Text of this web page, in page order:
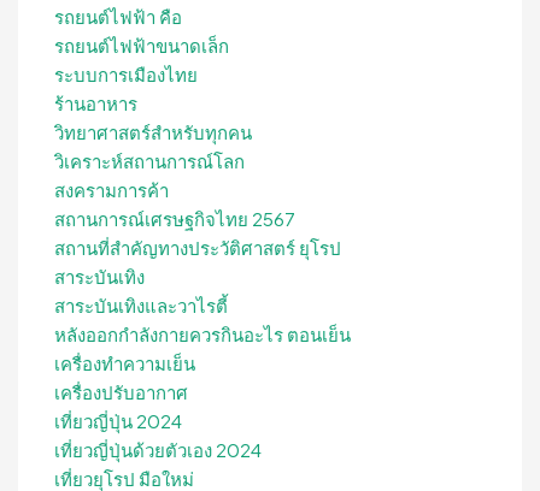
รถยนต์ไฟฟ้า คือ
รถยนต์ไฟฟ้าขนาดเล็ก
ระบบการเมืองไทย
ร้านอาหาร
วิทยาศาสตร์สำหรับทุกคน
วิเคราะห์สถานการณ์โลก
สงครามการค้า
สถานการณ์เศรษฐกิจไทย 2567
สถานที่สําคัญทางประวัติศาสตร์ ยุโรป
สาระบันเทิง
สาระบันเทิงและวาไรตี้
หลังออกกําลังกายควรกินอะไร ตอนเย็น
เครื่องทำความเย็น
เครื่องปรับอากาศ
เที่ยวญี่ปุ่น 2024
เที่ยวญี่ปุ่นด้วยตัวเอง 2024
เที่ยวยุโรป มือใหม่